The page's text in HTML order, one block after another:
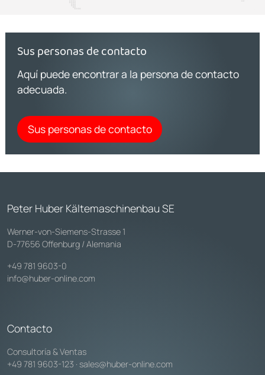
Sus personas de contacto
Aquí puede encontrar a la persona de contacto
adecuada.
Sus personas de contacto
Peter Huber Kältemaschinenbau SE
Werner-von-Siemens-Strasse 1
D-77656 Offenburg / Alemania
+49 781 9603-0
info@huber-online.com
Contacto
Consultoría & Ventas
+49 781 9603-123 · sales@huber-online.com